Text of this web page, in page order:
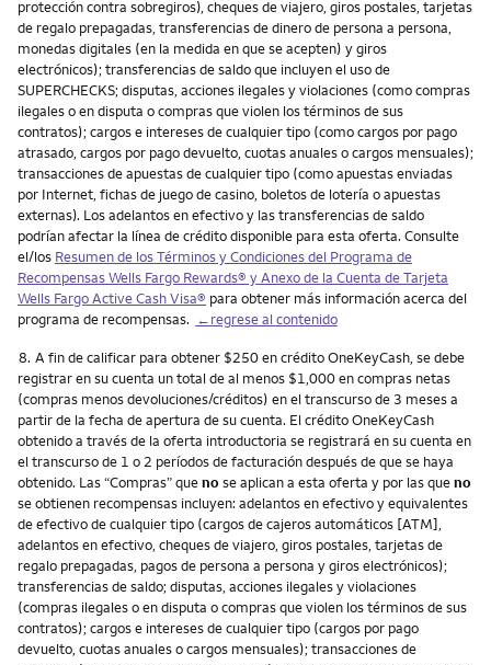
protección contra sobregiros), cheques de viajero, giros postales, tarjetas
de regalo prepagadas, transferencias de dinero de persona a persona,
monedas digitales (en la medida en que se acepten) y giros
electrónicos); transferencias de saldo que incluyen el uso de
SUPERCHECKS; disputas, acciones ilegales y violaciones (como compras
ilegales o en disputa o compras que violen los términos de sus
contratos); cargos e intereses de cualquier tipo (como cargos por pago
atrasado, cargos por pago devuelto, cuotas anuales o cargos mensuales);
transacciones de apuestas de cualquier tipo (como apuestas enviadas
por Internet, fichas de juego de casino, boletos de lotería o apuestas
externas). Los adelantos en efectivo y las transferencias de saldo
podrían afectar la línea de crédito disponible para esta oferta. Consulte
el/los Resumen de los Términos y Condiciones del Programa de
RecompensasWells Fargo Rewards® y Anexo de la Cuenta de Tarjeta
Wells Fargo Active Cash Visa® para obtener más información acerca del
programa de recompensas. ←regrese al contenido
Nota
8. A fin de calificar para obtener $250 en crédito OneKeyCash, se debe
registrar en su cuenta un total de al menos $1,000 en compras netas
(compras menos devoluciones/créditos) en el transcurso de 3 meses a
partir de la fecha de apertura de su cuenta. El crédito OneKeyCash
obtenido a través de la oferta introductoria se registrará en su cuenta en
el transcurso de 1 o 2 períodos de facturación después de que se haya
obtenido. Las “Compras” quenose aplican a esta oferta y por las queno
se obtienen recompensas incluyen: adelantos en efectivo y equivalentes
de efectivo de cualquier tipo (cargos de cajeros automáticos [ATM],
adelantos en efectivo, cheques de viajero, giros postales, tarjetas de
regalo prepagadas, pagos de persona a persona y giros electrónicos);
transferencias de saldo; disputas, acciones ilegales y violaciones
(compras ilegales o en disputa o compras que violen los términos de sus
contratos); cargos e intereses de cualquier tipo (cargos por pago
devuelto, cuotas anuales o cargos mensuales); transacciones de